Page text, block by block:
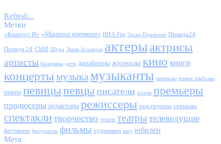
Refresh...
Метки
«Квартет И» «Машина времени» ВИА Гра Захар Прилепин Правда24
Правда 24 СМИ Шура Эмин Агаларов актерыактрисы
артисты балерины дети дизайнеры журналы кино книги
концерты музыка музыканты мюзиклы новые альбомы
певец певицыпевцыписатели поэты премьеры
продюсеры редакторы режиссеры рок-группы сериалы
спектаклитворчество театр театрытелеведущие
фестивали фигуристы фильмы художники шоу юбилеи
Мета